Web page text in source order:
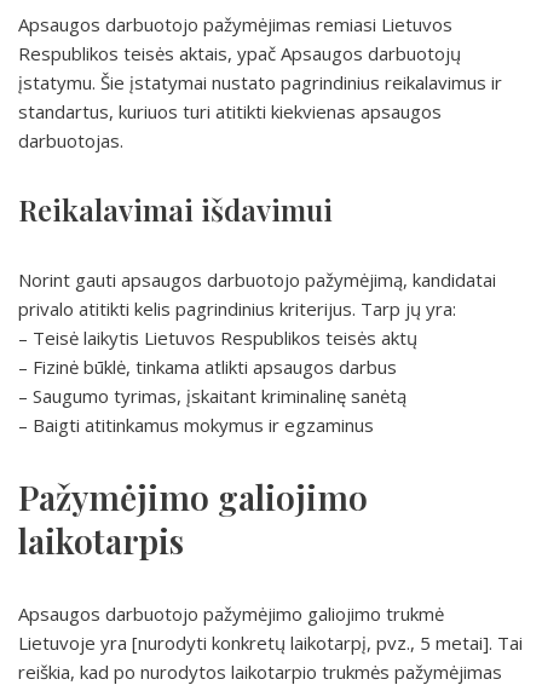
Apsaugos darbuotojo pažymėjimas remiasi Lietuvos
Respublikos teisės aktais, ypač Apsaugos darbuotojų
įstatymu. Šie įstatymai nustato pagrindinius reikalavimus ir
standartus, kuriuos turi atitikti kiekvienas apsaugos
darbuotojas.
Reikalavimai išdavimui
Norint gauti apsaugos darbuotojo pažymėjimą, kandidatai
privalo atitikti kelis pagrindinius kriterijus. Tarp jų yra:
– Teisė laikytis Lietuvos Respublikos teisės aktų
– Fizinė būklė, tinkama atlikti apsaugos darbus
– Saugumo tyrimas, įskaitant kriminalinę sanėtą
– Baigti atitinkamus mokymus ir egzaminus
Pažymėjimo galiojimo
laikotarpis
Apsaugos darbuotojo pažymėjimo galiojimo trukmė
Lietuvoje yra [nurodyti konkretų laikotarpį, pvz., 5 metai]. Tai
reiškia, kad po nurodytos laikotarpio trukmės pažymėjimas